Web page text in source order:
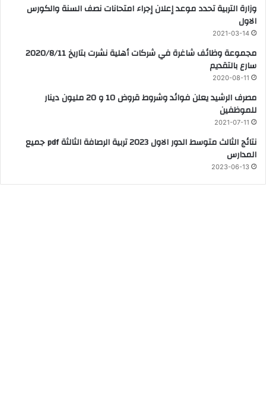
وزارة التربية تحدد موعد إعلان إجراء امتحانات نصف السنة والكورس
الاول
2021-03-14
مجموعة وظائف شاغرة في شركات أهلية نشرت بتاريخ 2020/8/11
سارع بالتقديم
2020-08-11
مصرف الرشيد يعلن فوائد وشروط قروض 10 و 20 مليون دينار
للموظفين
2021-07-11
نتائج الثالث متوسط الدور الاول 2023 تربية الرصافة الثالثة pdf جميع
المدارس
2023-06-13